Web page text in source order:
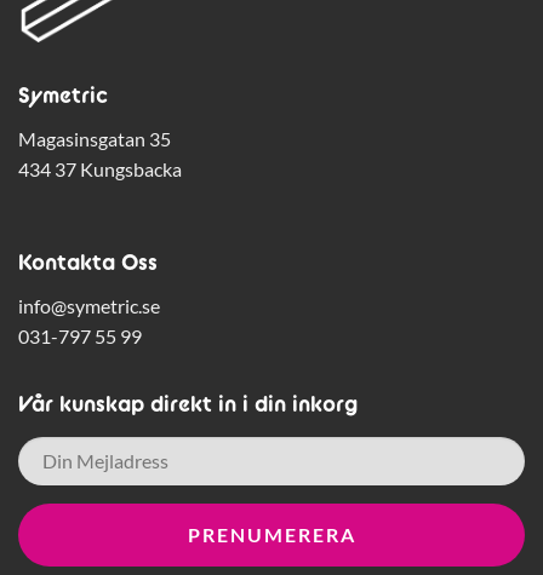
Symetric
Magasinsgatan 35
434 37 Kungsbacka
Kontakta Oss
info@symetric.se
031-797 55 99
Vår kunskap direkt in i din inkorg
E-
post *